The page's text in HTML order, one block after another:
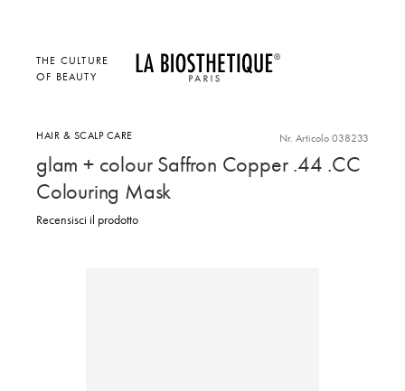
THE CULTURE
OF BEAUTY
HAIR & SCALP CARE Nr. Articolo 038233
glam + colour Saffron Copper .44 .CC
Colouring Mask
Recensisci il prodotto